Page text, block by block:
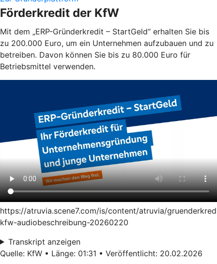
Förderkredit der KfW
Mit dem „ERP-Gründerkredit – StartGeld“ erhalten Sie bis
zu 200.000 Euro, um ein Unternehmen aufzubauen und zu
betreiben. Davon können Sie bis zu 80.000 Euro für
Betriebsmittel verwenden.
https://atruvia.scene7.com/is/content/atruvia/
kfw-audiobeschreibung-20260220
Transkript anzeigen
Quelle: KfW • Länge: 01:31 • Veröffentlicht: 20.02.2026